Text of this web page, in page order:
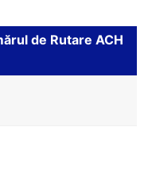
de Rutare ACH